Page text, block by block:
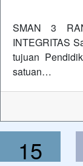
SMAN 3
INTEGRITAS
tujuan
satuan…
15